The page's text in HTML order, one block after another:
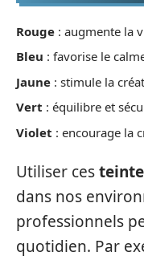
Rouge : augmente la
Bleu : favorise le
Jaune : stimule la
Vert : équilibre et
Violet : encourage la
Utiliser ces
dans nos
professionnels
quotidien. Par